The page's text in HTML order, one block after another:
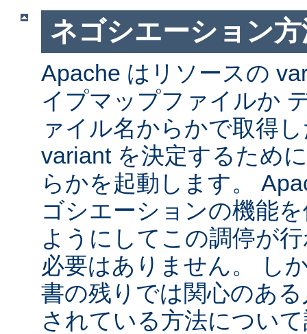
ネゴシエーション方
Apache はリソースの
イプマップファイルか
ァイル名からかで取得
variant を決定するため
らかを起動します。
ゴシエーションの機能
ようにしてこの調停が
必要はありません。 し
書の残りでは関心のあ
されている方法につい